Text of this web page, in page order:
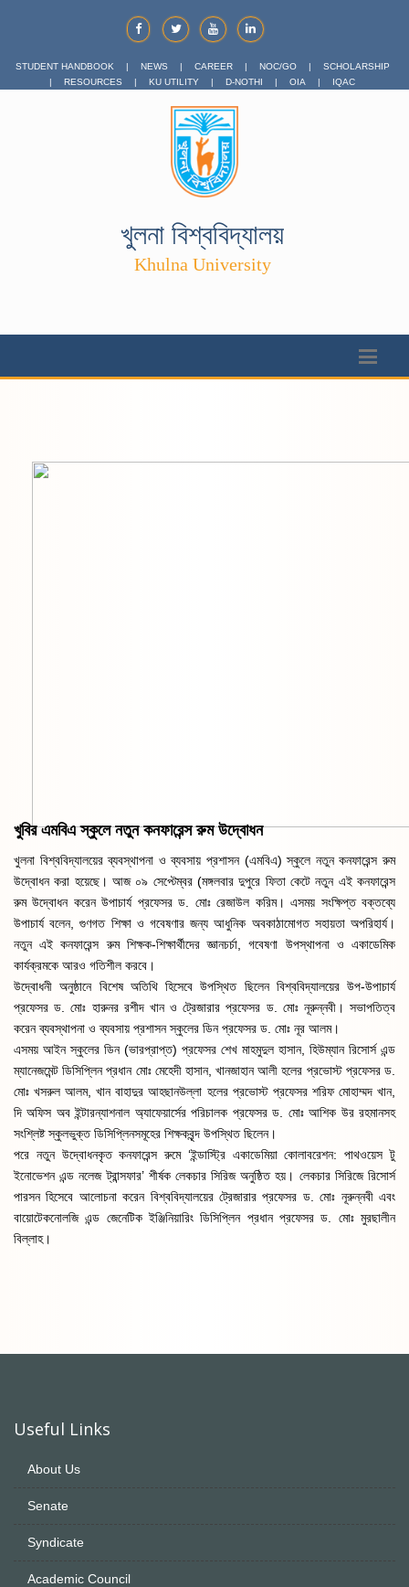
STUDENT HANDBOOK | NEWS | CAREER | NOC/GO |
SCHOLARSHIP
|
RESOURCES | KU UTILITY | D-NOTHI | OIA | IQAC
খুলনা বিশ্ববিদ্যালয়
Khulna University
খুবির এমবিএ স্কুলে নতুন কনফারেন্স রুম উদ্বোধন
খুলনা বিশ্ববিদ্যালয়ের ব্যবস্থাপনা ও ব্যবসায় প্রশাসন (এমবিএ) স্কুলে নতুন কনফারেন্স রুম
উদ্বোধন করা হয়েছে। আজ ০৯ সেপ্টেম্বর (মঙ্গলবার দুপুরে ফিতা কেটে নতুন এই কনফারেন্স
রুম উদ্বোধন করেন উপাচার্য প্রফেসর ড. মোঃ রেজাউল করিম। এসময় সংক্ষিপ্ত বক্তব্যে
উপাচার্য বলেন, গুণগত শিক্ষা ও গবেষণার জন্য আধুনিক অবকাঠামোগত সহায়তা অপরিহার্য।
নতুন এই কনফারেন্স রুম শিক্ষক-শিক্ষার্থীদের জ্ঞানচর্চা, গবেষণা উপস্থাপনা ও একাডেমিক
কার্যক্রমকে আরও গতিশীল করবে।
উদ্বোধনী অনুষ্ঠানে বিশেষ অতিথি হিসেবে উপস্থিত ছিলেন বিশ্ববিদ্যালয়ের উপ-উপাচার্য
প্রফেসর ড. মোঃ হারুনর রশীদ খান ও ট্রেজারার প্রফেসর ড. মোঃ নূরুন্নবী। সভাপতিত্ব
করেন ব্যবস্থাপনা ও ব্যবসায় প্রশাসন স্কুলের ডিন প্রফেসর ড. মোঃ নূর আলম।
এসময় আইন স্কুলের ডিন (ভারপ্রাপ্ত) প্রফেসর শেখ মাহমুদুল হাসান, হিউম্যান রিসোর্স এন্ড
ম্যানেজমেন্ট ডিসিপ্লিন প্রধান মোঃ মেহেদী হাসান, খানজাহান আলী হলের প্রভোস্ট প্রফেসর ড.
মোঃ খসরুল আলম, খান বাহাদুর আহছানউল্লা হলের প্রভোস্ট প্রফেসর শরিফ মোহাম্মদ খান,
দি অফিস অব ইন্টারন্যাশনাল অ্যাফেয়ার্সের পরিচালক প্রফেসর ড. মোঃ আশিক উর রহমানসহ
সংশ্লিষ্ট স্কুলভুক্ত ডিসিপ্লিনসমূহের শিক্ষকবৃন্দ উপস্থিত ছিলেন।
পরে নতুন উদ্বোধনকৃত কনফারেন্স রুমে ‘ইন্ডাস্ট্রি একাডেমিয়া কোলাবরেশন: পাথওয়েস টু
ইনোভেশন এন্ড নলেজ ট্রান্সফার’ শীর্ষক লেকচার সিরিজ অনুষ্ঠিত হয়। লেকচার সিরিজে রিসোর্স
পারসন হিসেবে আলোচনা করেন বিশ্ববিদ্যালয়ের ট্রেজারার প্রফেসর ড. মোঃ নূরুন্নবী এবং
বায়োটেকনোলজি এন্ড জেনেটিক ইঞ্জিনিয়ারিং ডিসিপ্লিন প্রধান প্রফেসর ড. মোঃ মুরছালীন
বিল্লাহ।
Useful Links
About Us
Senate
Syndicate
Academic Council